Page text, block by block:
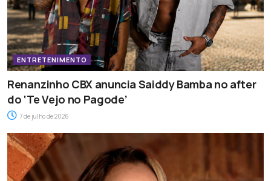
ENTRETENIMENTO
Renanzinho CBX anuncia Saiddy Bamba no after
do ‘Te Vejo no Pagode’
7 de julho de 2026